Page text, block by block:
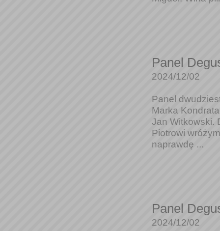
Panel
2024/12/02
Panel
Marka
Jan Witkowski.
Piotrowi
naprawdę ...
Panel
2024/12/02